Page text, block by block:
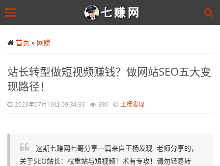
to
main
Toggle
首页 » 网赚
站长转型做短视频赚钱？做网站SEO五大变
现路径！
2023年07月19日 09:34:33 886 王杨发现
这期七赚网七哥分享一篇来自王杨发现 老师分享的，
关于SEO站长：权重站与短视频！术有专攻！请勿轻易转